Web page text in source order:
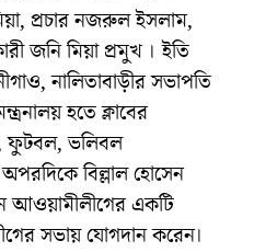
প্রচার নজরুল ইসলাম,
জনি মিয়া প্রমুখ । ইতি
নালিতাবাড়ীর সভাপতি
হতে ক্লাবের
ফুটবল, ভলিবল
বিল্লাল হোসেন
আওয়ামীলীগের একটি
সভায় যোগদান করেন।